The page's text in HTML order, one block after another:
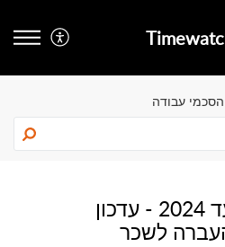
הסכמי עבודה
חג פסח / חול המועד 2024 - עדכון
לשכר